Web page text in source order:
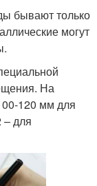
бывают только
могут
На
120 мм для
– для